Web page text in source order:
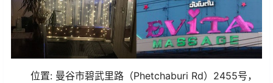
位置: 曼谷市碧武里路（Phetchaburi Rd）2455号，